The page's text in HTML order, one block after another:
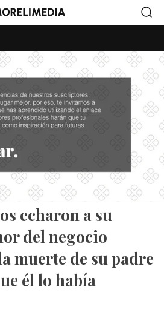
echaron a su
del negocio
muerte de su padre
él lo había